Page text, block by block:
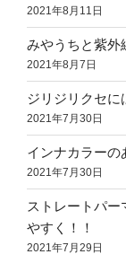
2021年8月11日
みやうちと紫外
2021年8月7日
ジリジリクセに
2021年7月30日
インナカラー
2021年7月30日
ストレートパー
やすく！！
2021年7月29日